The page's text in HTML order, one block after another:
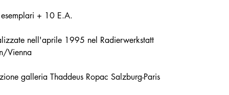
+ 10 E.A.
nell'aprile 1995 nel Radierwerkstatt
Vienna
galleria Thaddeus Ropac Salzburg-Paris